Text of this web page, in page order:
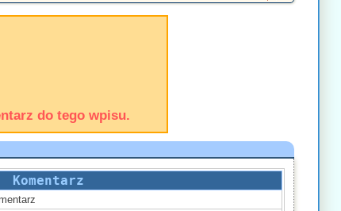
do tego wpisu.
Komentarz